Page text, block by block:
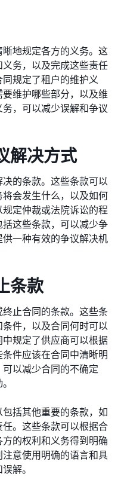
地规定各方的义务。这
务，以及完成这些责任
规定了租户的维护义
维护哪些部分，以及维
，可以减少误解和争议
解决方式
的条款。这些条款可以
会发生什么，以及如何
定仲裁或法院诉讼的程
这些条款，可以减少争
一种有效的争议解决机
条款
止合同的条款。这些条
件，以及合同何时可以
规定了供应商可以根据
件应该在合同中清晰明
以减少合同的不确定
括其他重要的条款，如
。这些条款可以根据合
的权利和义务得到明确
意使用明确的语言和具
解。